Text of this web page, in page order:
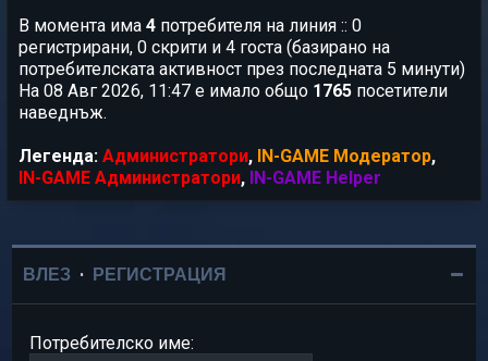
В момента има4 потребителя на линия :: 0
регистрирани, 0 скрити и 4 госта (базирано на
потребителската активност през последната 5 минути)
На 08 Авг 2026, 11:47 е имало общо 1765 посетители
наведнъж.
Легенда:Администратори, IN-GAME Модератор,
IN-GAME Администратори, IN-GAME Helper
ВЛЕЗ • РЕГИСТРАЦИЯ
Потребителско име: